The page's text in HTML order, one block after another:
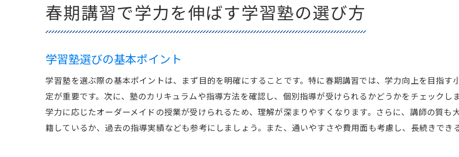
親と子の意見を合わせるコツ
個別対応の重要性とその利点
楽しく学ぶための工夫とは
春期講習で身につけるべき学習習慣
家族とのスケジュール調整法
春期講習で学力を伸ばす学習塾の選び方
学習塾選びの基本ポイント
学習塾を選ぶ際の基本ポイントは、まず目的を明確にすることです。特に春期講習では、学力向上を目指す
定が重要です。次に、塾のカリキュラムや指導方法を確認し、個別指導が受けられるかどうかをチェックし
学力に応じたオーダーメイドの授業が受けられるため、理解が深まりやすくなります。さらに、講師の質も
籍しているか、過去の指導実績なども参考にしましょう。また、通いやすさや費用面も考慮し、長続きでき